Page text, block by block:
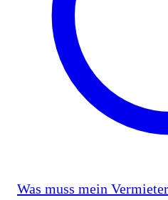
Was muss mein